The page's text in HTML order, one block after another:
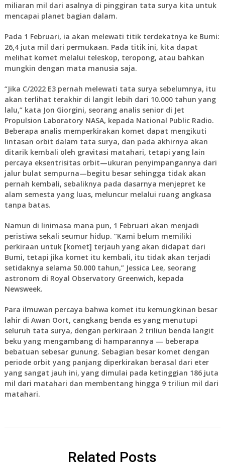
miliaran mil dari asalnya di pinggiran tata surya kita untuk
mencapai planet bagian dalam.
Pada 1 Februari, ia akan melewati titik terdekatnya ke Bumi:
26,4 juta mil dari permukaan. Pada titik ini, kita dapat
melihat komet melalui teleskop, teropong, atau bahkan
mungkin dengan mata manusia saja.
“Jika C/2022 E3 pernah melewati tata surya sebelumnya, itu
akan terlihat terakhir di langit lebih dari 10.000 tahun yang
lalu,” kata Jon Giorgini, seorang analis senior di Jet
Propulsion Laboratory NASA, kepada National Public Radio.
Beberapa analis memperkirakan komet dapat mengikuti
lintasan orbit dalam tata surya, dan pada akhirnya akan
ditarik kembali oleh gravitasi matahari, tetapi yang lain
percaya eksentrisitas orbit—ukuran penyimpangannya dari
jalur bulat sempurna—begitu besar sehingga tidak akan
pernah kembali, sebaliknya pada dasarnya menjepret ke
alam semesta yang luas, meluncur melalui ruang angkasa
tanpa batas.
Namun di linimasa mana pun, 1 Februari akan menjadi
peristiwa sekali seumur hidup. “Kami belum memiliki
perkiraan untuk [komet] terjauh yang akan didapat dari
Bumi, tetapi jika komet itu kembali, itu tidak akan terjadi
setidaknya selama 50.000 tahun,” Jessica Lee, seorang
astronom di Royal Observatory Greenwich, kepada
Newsweek.
Para ilmuwan percaya bahwa komet itu kemungkinan besar
lahir di Awan Oort, cangkang benda es yang menutupi
seluruh tata surya, dengan perkiraan 2 triliun benda langit
beku yang mengambang di hamparannya — beberapa
bebatuan sebesar gunung. Sebagian besar komet dengan
periode orbit yang panjang diperkirakan berasal dari eter
yang sangat jauh ini, yang dimulai pada ketinggian 186 juta
mil dari matahari dan membentang hingga 9 triliun mil dari
matahari.
Related Posts